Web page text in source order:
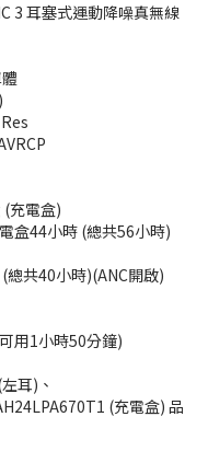
3 耳塞式運動降噪真無線
充電盒)
盒44小時 (總共56小時)
總共40小時)(ANC開啟)
用1小時50分鐘)
耳)、
(充電盒) 品